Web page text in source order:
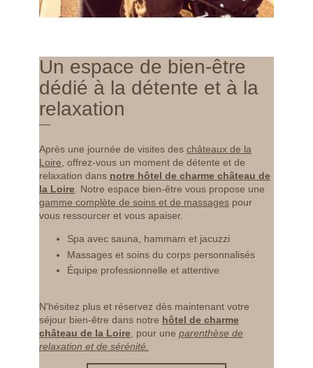
Un espace de bien-être
dédié à la détente et à la
relaxation
Après une journée de visites des châteaux de la
Loire , offrez-vous un moment de détente et de
relaxation dans notre hôtel de charme château de
la Loire . Notre espace bien-être vous propose une
gamme complète de soins et de massages pour
vous ressourcer et vous apaiser.
Spa avec sauna, hammam et jacuzzi
Massages et soins du corps personnalisés
Équipe professionnelle et attentive
N'hésitez plus et réservez dès maintenant votre
séjour bien-être dans notre hôtel de charme
château de la Loire , pour une parenthèse de
relaxation et de sérénité.
* Champs obligatoires
Les informations recueillies sur ce formulaire, vous concernant font l'objet d'un
traitement destiné exclusivement au traitement de votre demande. la durée de
conservation des données est de 3ans. Vous bénéficiez d'un droit d'accès, de
concernant et disposez du droit de retirer votre consentement à tout moment en
nous contactant directement. Vous avez la possibilité d'introduire une réclamation
auprès d'une autorité de contrôle si vous estimez que ce traitement de données
à caractère personnel ne répond pas aux exigences légales en vigueur.